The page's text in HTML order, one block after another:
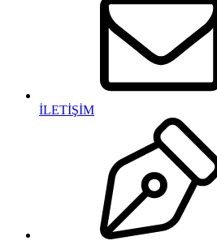
İLETİŞİM